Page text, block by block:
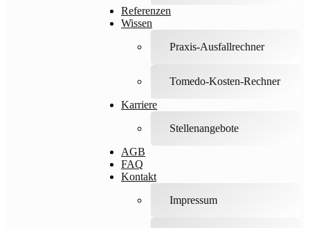
Referenzen
Wissen
Praxis-Ausfallrechner
Tomedo-Kosten-Rechner
Karriere
Stellenangebote
AGB
FAQ
Kontakt
Impressum